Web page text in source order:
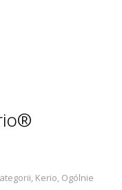
, Kerio, Ogólnie